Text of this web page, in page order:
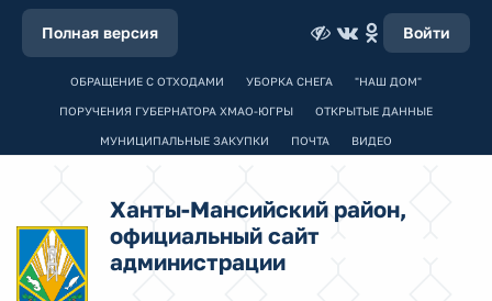
Полная версия Войти
ОБРАЩЕНИЕ С ОТХОДАМИ УБОРКА СНЕГА "НАШ ДОМ"
ПОРУЧЕНИЯ ГУБЕРНАТОРА ХМАО-ЮГРЫ ОТКРЫТЫЕ ДАННЫЕ
МУНИЦИПАЛЬНЫЕ ЗАКУПКИ ПОЧТА ВИДЕО
Ханты-Мансийский район,
официальный сайт
администрации